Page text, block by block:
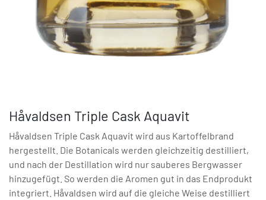
Håvaldsen Triple Cask Aquavit
Håvaldsen Triple Cask Aquavit wird aus Kartoffelbrand
hergestellt. Die Botanicals werden gleichzeitig destilliert,
und nach der Destillation wird nur sauberes Bergwasser
hinzugefügt. So werden die Aromen gut in das Endprodukt
integriert. Håvaldsen wird auf die gleiche Weise destilliert